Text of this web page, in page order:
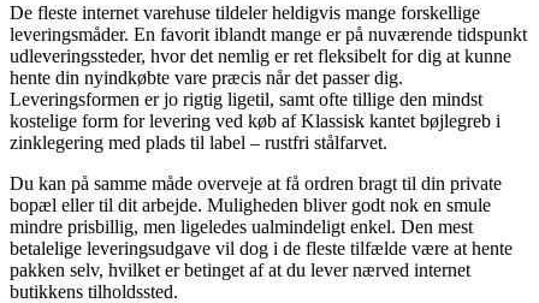
De fleste internet varehuse tildeler heldigvis mange forskellige
leveringsmåder. En favorit iblandt mange er på nuværende tidspunkt
udleveringssteder, hvor det nemlig er ret fleksibelt for dig at kunne
hente din nyindkøbte vare præcis når det passer dig.
Leveringsformen er jo rigtig ligetil, samt ofte tillige den mindst
kostelige form for levering ved køb af Klassisk kantet bøjlegreb i
zinklegering med plads til label – rustfri stålfarvet.
Du kan på samme måde overveje at få ordren bragt til din private
bopæl eller til dit arbejde. Muligheden bliver godt nok en smule
mindre prisbillig, men ligeledes ualmindeligt enkel. Den mest
betalelige leveringsudgave vil dog i de fleste tilfælde være at hente
pakken selv, hvilket er betinget af at du lever nærved internet
butikkens tilholdssted.